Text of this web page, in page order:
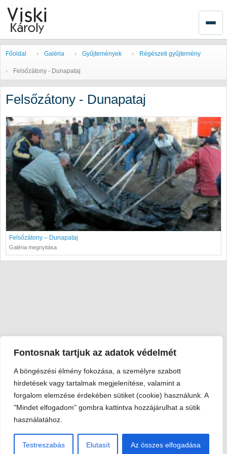
Fontosnak tartjuk az adatok védelmét
A böngészési élmény fokozása, a személyre szabott
hirdetések vagy tartalmak megjelenítése, valamint a
forgalom elemzése érdekében sütiket (cookie) használunk. A
"Mindet elfogadom" gombra kattintva hozzájárulhat a sütik
használatához.
Testreszabás Elutasít Az összes elfogadása
Főoldal Galéria Gyűjtemények Régészeti gyűjtemény
Felsőzátony - Dunapataj
Felsőzátony - Dunapataj
Felsőzátony – Dunapataj
Galéria megnyitása
Viski Károly Múzeum Kalocsa
6300 Kalocsa, Szent István király út 25. · Telefon:
351
© 2026 Viski Károly Múzeum Kalocsa